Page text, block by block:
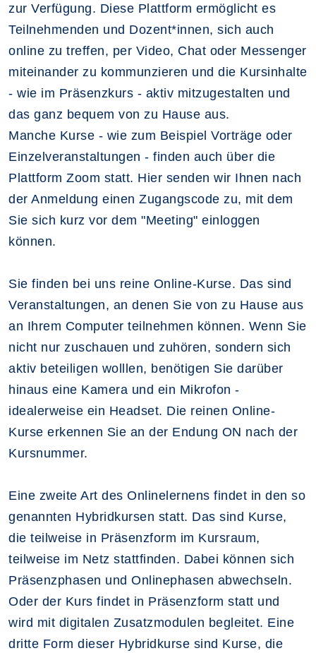
zur Verfügung. Diese Plattform ermöglicht es
Teilnehmenden und Dozent*innen, sich auch
online zu treffen, per Video, Chat oder Messenger
miteinander zu kommunzieren und die Kursinhalte
- wie im Präsenzkurs - aktiv mitzugestalten und
das ganz bequem von zu Hause aus.
Manche Kurse - wie zum Beispiel Vorträge oder
Einzelveranstaltungen - finden auch über die
Plattform Zoom statt. Hier senden wir Ihnen nach
der Anmeldung einen Zugangscode zu, mit dem
Sie sich kurz vor dem "Meeting" einloggen
können.
Sie finden bei uns reine Online-Kurse. Das sind
Veranstaltungen, an denen Sie von zu Hause aus
an Ihrem Computer teilnehmen können. Wenn Sie
nicht nur zuschauen und zuhören, sondern sich
aktiv beteiligen wolllen, benötigen Sie darüber
hinaus eine Kamera und ein Mikrofon -
idealerweise ein Headset. Die reinen Online-
Kurse erkennen Sie an der Endung ON nach der
Kursnummer.
Eine zweite Art des Onlinelernens findet in den so
genannten Hybridkursen statt. Das sind Kurse,
die teilweise in Präsenzform im Kursraum,
teilweise im Netz stattfinden. Dabei können sich
Präsenzphasen und Onlinephasen abwechseln.
Oder der Kurs findet in Präsenzform statt und
wird mit digitalen Zusatzmodulen begleitet. Eine
dritte Form dieser Hybridkurse sind Kurse, die